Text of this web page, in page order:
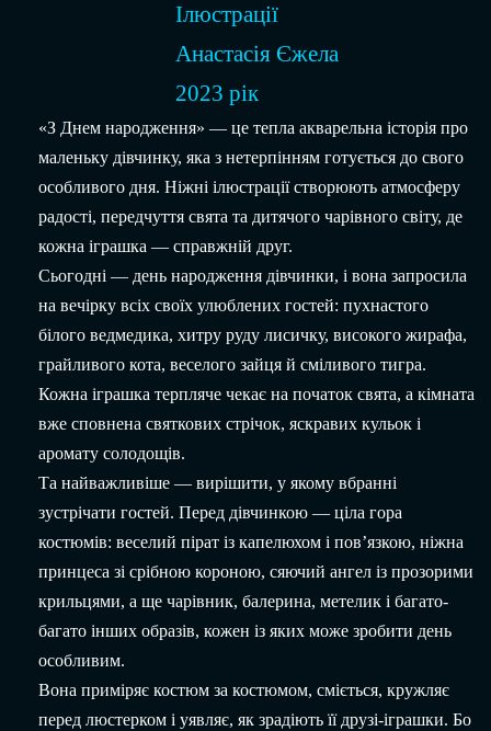
Ілюстрації
Анастасія Єжела
2023 рік
«З Днем народження» — це тепла акварельна історія про
маленьку дівчинку, яка з нетерпінням готується до свого
особливого дня. Ніжні ілюстрації створюють атмосферу
радості, передчуття свята та дитячого чарівного світу, де
кожна іграшка — справжній друг.
Сьогодні — день народження дівчинки, і вона запросила
на вечірку всіх своїх улюблених гостей: пухнастого
білого ведмедика, хитру руду лисичку, високого жирафа,
грайливого кота, веселого зайця й сміливого тигра.
Кожна іграшка терпляче чекає на початок свята, а кімната
вже сповнена святкових стрічок, яскравих кульок і
аромату солодощів.
Та найважливіше — вирішити, у якому вбранні
зустрічати гостей. Перед дівчинкою — ціла гора
костюмів: веселий пірат із капелюхом і пов’язкою, ніжна
принцеса зі срібною короною, сяючий ангел із прозорими
крильцями, а ще чарівник, балерина, метелик і багато-
багато інших образів, кожен із яких може зробити день
особливим.
Вона приміряє костюм за костюмом, сміється, кружляє
перед люстерком і уявляє, як зрадіють її друзі-іграшки. Бо